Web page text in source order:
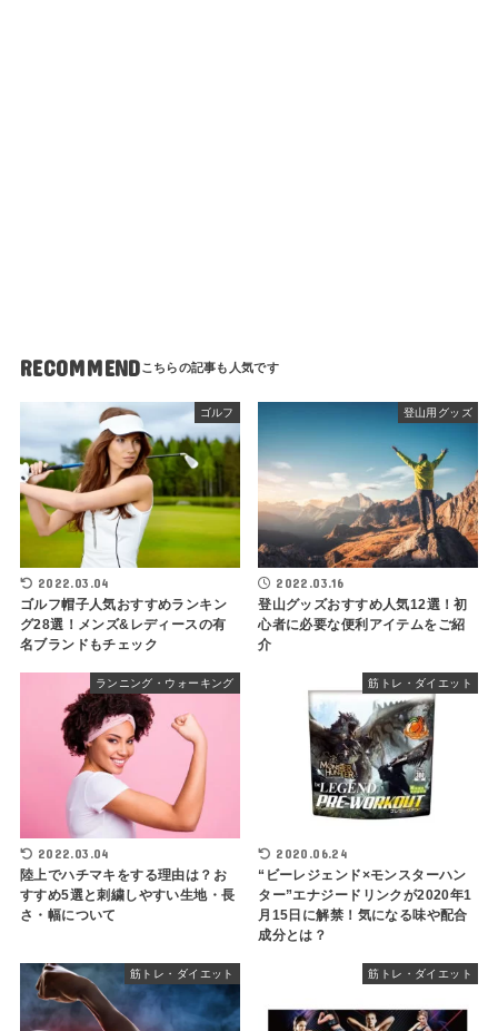
RECOMMEND
ゴルフ
2022.03.04
ゴルフ帽子人気おすすめランキン
グ28選！メンズ&レディースの有
名ブランドもチェック
登山用グッズ
2022.03.16
登山グッズおすすめ人気12選！初
心者に必要な便利アイテムをご紹
介
ランニング・ウォーキング
2022.03.04
陸上でハチマキをする理由は？お
すすめ5選と刺繍しやすい生地・長
さ・幅について
筋トレ・ダイエット
2020.06.24
“ビーレジェンド×モンスターハン
ター”エナジードリンクが2020年1
月15日に解禁！気になる味や配合
成分とは？
筋トレ・ダイエット 筋トレ・ダイエット